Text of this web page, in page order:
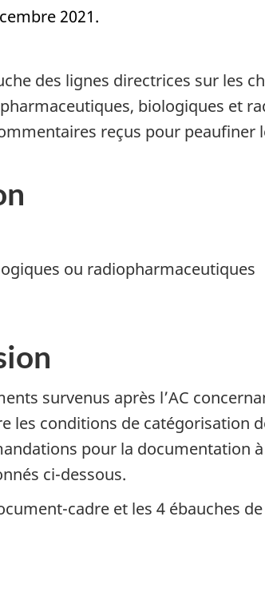
2021.
des lignes directrices sur les
biologiques et
reçus pour peaufiner
ou radiopharmaceutiques
survenus après l’AC
les conditions de catégorisation
pour la documentation à
ci-dessous.
cadre et les 4 ébauches